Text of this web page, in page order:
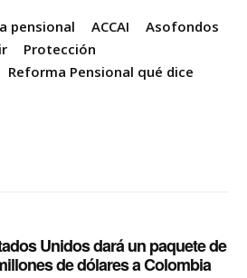
pensional ACCAI
Asofondos
Protección
Reforma Pensional qué dice
Unidos dará un paquete de
de dólares a Colombia